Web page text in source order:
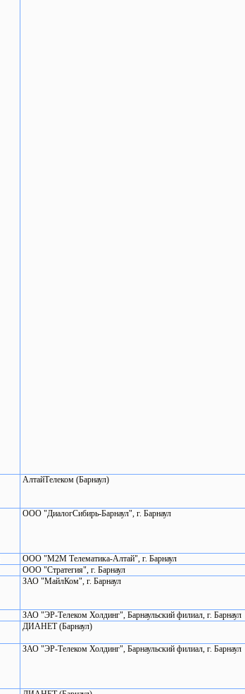
АлтайТелеком (Барнаул)
ООО "ДиалогСибирь-Барнаул", г. Барнаул
ООО "М2М Телематика-Алтай", г. Барнаул
ООО "Стратегия", г. Барнаул
ЗАО "МайлКом", г. Барнаул
ЗАО "ЭР-Телеком Холдинг", Барнаульский филиал, г. Барнаул
ДИАНЕТ (Барнаул)
ЗАО "ЭР-Телеком Холдинг", Барнаульский филиал, г. Барнаул